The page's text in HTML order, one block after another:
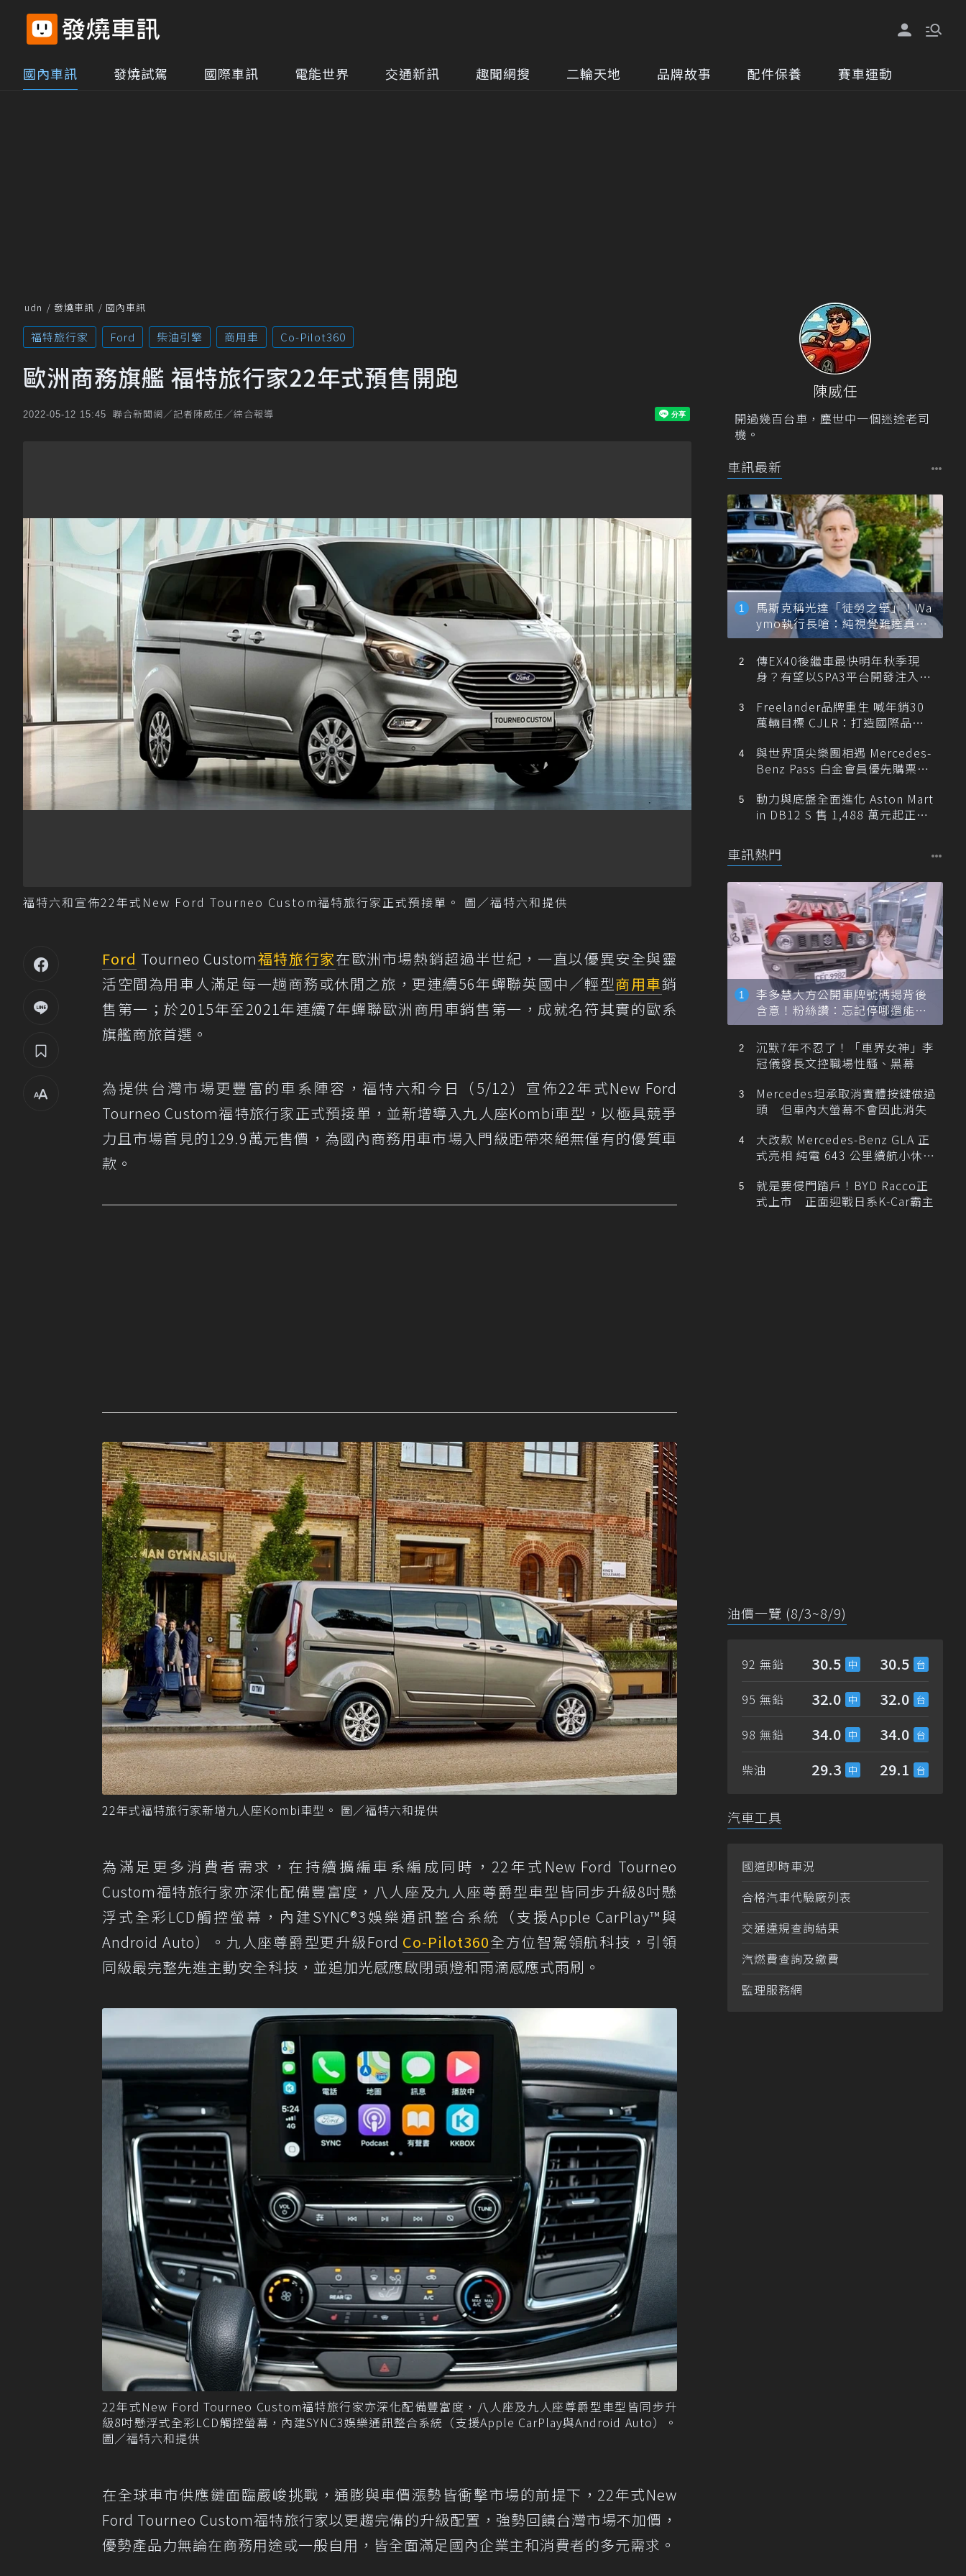
國內車訊 發燒試駕 國際車訊 電能世界 交通新訊 趣聞網搜 二輪天地 品牌故事 配件保養 賽車運動
udn 發燒車訊 國內車訊
福特旅行家 Ford 柴油引擎 商用車 Co-Pilot360
歐洲商務旗艦 福特旅行家22年式預售開跑
2022-05-12 15:45 聯合新聞網／記者陳威任／綜合報導
福特六和宣佈22年式New Ford Tourneo Custom福特旅行家正式預接單。 圖／福特六和提供
Ford Tourneo Custom福特旅行家在歐洲市場熱銷超過半世紀，一直以優異安全與靈
活空間為用車人滿足每一趟商務或休閒之旅，更連續56年蟬聯英國中／輕型商用車銷
售第一；於2015年至2021年連續7年蟬聯歐洲商用車銷售第一，成就名符其實的歐系
旗艦商旅首選。
為提供台灣市場更豐富的車系陣容，福特六和今日（5/12）宣佈22年式New Ford
Tourneo Custom福特旅行家正式預接單，並新增導入九人座Kombi車型，以極具競爭
力且市場首見的129.9萬元售價，為國內商務用車市場入門級距帶來絕無僅有的優質車
款。
22年式福特旅行家新增九人座Kombi車型。 圖／福特六和提供
為滿足更多消費者需求，在持續擴編車系編成同時，22年式New Ford Tourneo
Custom福特旅行家亦深化配備豐富度，八人座及九人座尊爵型車型皆同步升級8吋懸
浮式全彩LCD觸控螢幕，內建SYNC®3娛樂通訊整合系統（支援Apple CarPlay™與
Android Auto）。九人座尊爵型更升級Ford Co-Pilot360全方位智駕領航科技，引領
同級最完整先進主動安全科技，並追加光感應啟閉頭燈和雨滴感應式雨刷。
22年式New Ford Tourneo Custom福特旅行家亦深化配備豐富度，八人座及九人座尊爵型車型皆同步升
級8吋懸浮式全彩LCD觸控螢幕，內建SYNC3娛樂通訊整合系統（支援Apple CarPlay與Android Auto）。
圖／福特六和提供
在全球車市供應鏈面臨嚴峻挑戰，通膨與車價漲勢皆衝擊市場的前提下，22年式New
Ford Tourneo Custom福特旅行家以更趨完備的升級配置，強勢回饋台灣市場不加價，
優勢產品力無論在商務用途或一般自用，皆全面滿足國內企業主和消費者的多元需求。
陳威任
開過幾百台車，塵世中一個迷途老司
機。
車訊最新
馬斯克稱光達「徒勞之舉」！Wa
ymo執行長嗆：純視覺難達真正
自動駕駛
傳EX40後繼車最快明年秋季現
身？有望以SPA3平台開發注入80
Freelander品牌重生 喊年銷30
萬輛目標 CJLR：打造國際品牌
與世界頂尖樂團相遇 Mercedes-
Benz Pass 白金會員優先購票維
動力與底盤全面進化 Aston Mart
in DB12 S 售 1,488 萬元起正式
車訊熱門
李多慧大方公開車牌號碼揭背後
含意！粉絲讚：忘記停哪還能幫
忙找車
沉默7年不忍了！「車界女神」李
冠儀發長文控職場性騷、黑幕
Mercedes坦承取消實體按鍵做過
頭 但車內大螢幕不會因此消失
大改款 Mercedes-Benz GLA 正
式亮相 純電 643 公里續航小休
就是要侵門踏戶！BYD Racco正
式上市 正面迎戰日系K-Car霸主
油價一覽 (8/3~8/9)
92 無鉛 30.5 30.5
95 無鉛 32.0 32.0
98 無鉛 34.0 34.0
柴油 29.3 29.1
汽車工具
國道即時車況
合格汽車代驗廠列表
交通違規查詢結果
汽燃費查詢及繳費
監理服務網